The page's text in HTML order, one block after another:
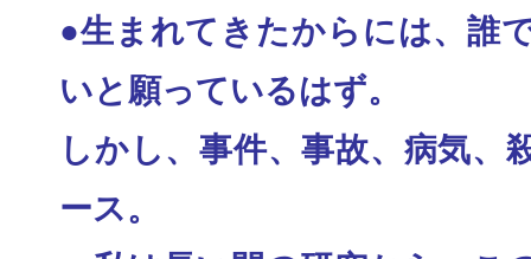
●生まれてきたからには、誰
いと願っているはず。
しかし、事件、事故、病気、
ース。